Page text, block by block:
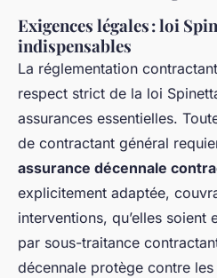
Exigences légales : loi
indispensables
La réglementation
respect strict de la loi
assurances essentielles.
de contractant général
assurance décennale
explicitement adaptée,
interventions, qu’elles soient
par sous-traitance
décennale protège contre